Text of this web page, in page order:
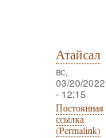
Атайсал
вс,
03/20/2022
- 12:15
Постоянная
ссылка
(Permalink)